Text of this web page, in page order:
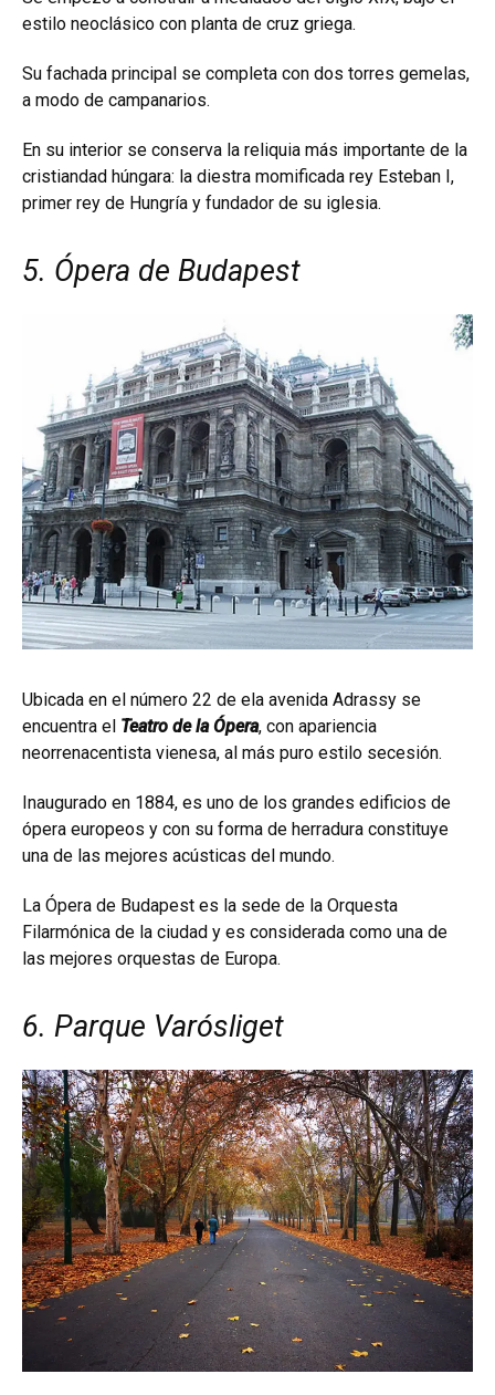
estilo neoclásico con planta de cruz griega.
Su fachada principal se completa con dos torres gemelas,
a modo de campanarios.
En su interior se conserva la reliquia más importante de la
cristiandad húngara: la diestra momificada rey Esteban I,
primer rey de Hungría y fundador de su iglesia.
5. Ópera de Budapest
Ubicada en el número 22 de ela avenida Adrassy se
encuentra el Teatro de la Ópera, con apariencia
neorrenacentista vienesa, al más puro estilo secesión.
Inaugurado en 1884, es uno de los grandes edificios de
ópera europeos y con su forma de herradura constituye
una de las mejores acústicas del mundo.
La Ópera de Budapest es la sede de la Orquesta
Filarmónica de la ciudad y es considerada como una de
las mejores orquestas de Europa.
6. Parque Varósliget